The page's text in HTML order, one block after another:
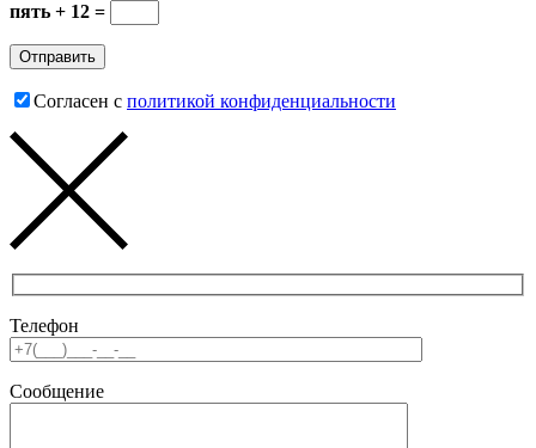
пять + 12 =
Согласен с политикой конфиденциальности
Телефон
Сообщение